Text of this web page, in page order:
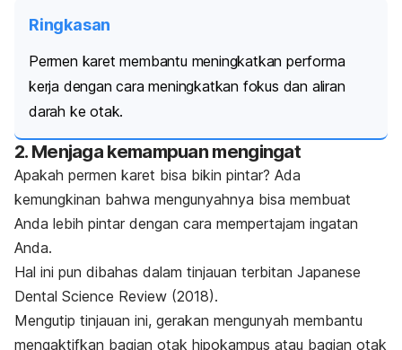
Ringkasan
Permen karet membantu meningkatkan performa
kerja dengan cara meningkatkan fokus dan aliran
darah ke otak.
2. Menjaga kemampuan mengingat
Apakah permen karet bisa bikin pintar? Ada
kemungkinan bahwa mengunyahnya bisa membuat
Anda lebih pintar dengan cara mempertajam ingatan
Anda.
Hal ini pun dibahas dalam tinjauan terbitan Japanese
Dental Science Review (2018).
Mengutip tinjauan ini, gerakan mengunyah membantu
mengaktifkan bagian otak hipokampus atau bagian otak